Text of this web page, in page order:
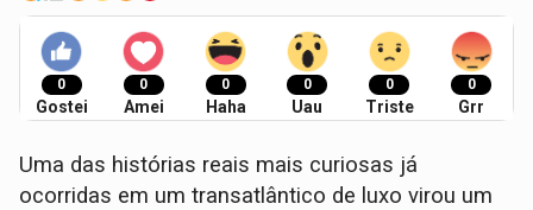
0
Gostei
0
Amei
0
Haha
0
Uau
0
Triste
0
Grr
Uma das histórias reais mais curiosas já
ocorridas em um transatlântico de luxo virou um